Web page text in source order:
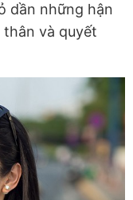
dần những hận
và quyết